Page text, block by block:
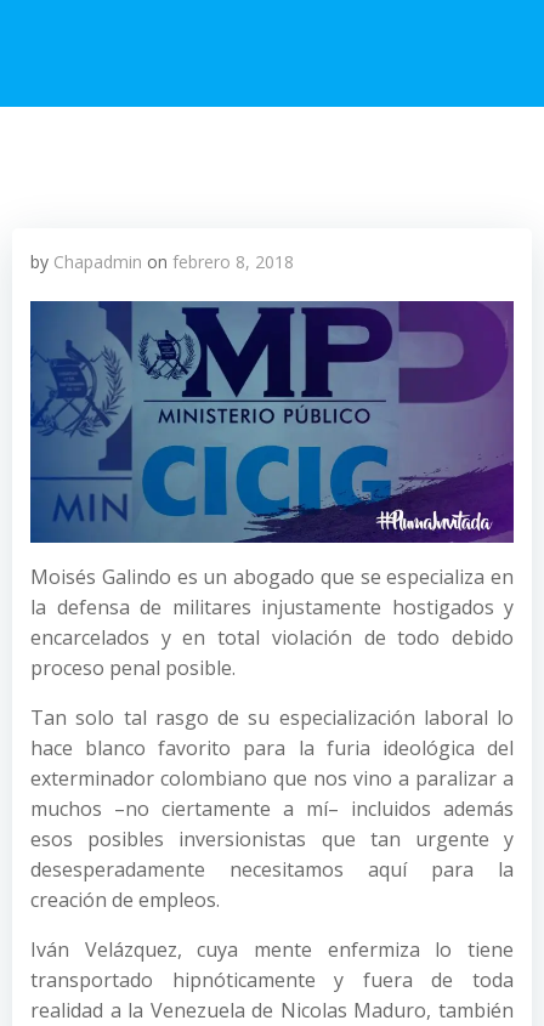
by Chapadmin on febrero 8, 2018
Moisés Galindo es un abogado que se especializa en
la defensa de militares injustamente hostigados y
encarcelados y en total violación de todo debido
proceso penal posible.
Tan solo tal rasgo de su especialización laboral lo
hace blanco favorito para la furia ideológica del
exterminador colombiano que nos vino a paralizar a
muchos –no ciertamente a mí– incluidos además
esos posibles inversionistas que tan urgente y
desesperadamente necesitamos aquí para la
creación de empleos.
Iván Velázquez, cuya mente enfermiza lo tiene
transportado hipnóticamente y fuera de toda
realidad a la Venezuela de Nicolas Maduro, también